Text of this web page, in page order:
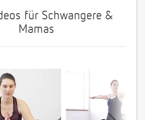
für Schwangere &
Mamas